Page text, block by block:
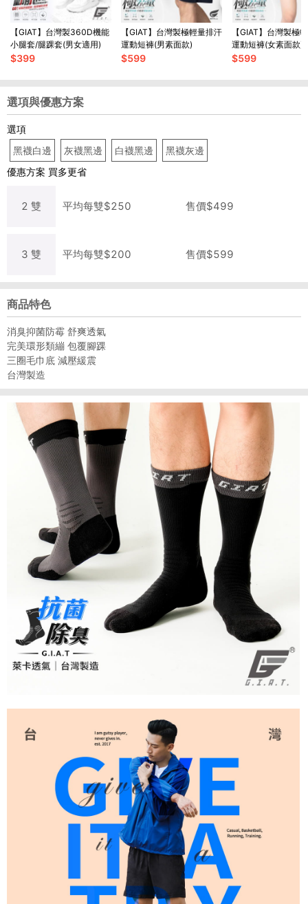
【GIAT】台灣製360D機能
小腿套/腿踝套(男女適用)
$399
【GIAT】台灣製極輕量排汗
運動短褲(男素面款)
$599
【GIAT】台灣製極
運動短褲(女素面款)
$599
選項與優惠方案
選項
黑襪白邊
灰襪黑邊 白襪黑邊
黑襪灰邊
優惠方案 買多更省
2 雙 平均每雙$250 售價$499
3 雙 平均每雙$200 售價$599
商品特色
消臭抑菌防霉 舒爽透氣
完美環形類繃 包覆腳踝
三圈毛巾底 減壓緩震